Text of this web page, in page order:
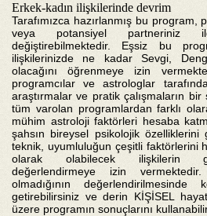
Erkek-kadın ilişkilerinde devrim
Tarafımızca hazırlanmış bu program,
veya potansiyel partneriniz
değiştirebilmektedir. Eşsiz bu
ilişkilerinizde ne kadar Sevgi,
olacağını öğrenmeye izin
programcılar ve astrologlar
araştırmalar ve pratik çalışmaların
tüm varolan programlardan farklı
mühim astroloji faktörleri hesaba
şahsın bireysel psikolojik özelliklerini
teknik, uyumluluğun çeşitli faktörlerini
olarak olabilecek ilişkilerin
değerlendirmeye izin
olmadığının
getirebilirsiniz ve derin KİŞİSEL
üzere programın sonuçlarını